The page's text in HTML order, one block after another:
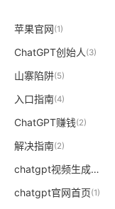
苹果官网(1)
ChatGPT创始人 (3)
山寨陷阱(5)
入口指南(4)
ChatGPT赚钱(2)
解决指南(2)
chatgpt视频生成
(2)
chatgpt官网首页(1)